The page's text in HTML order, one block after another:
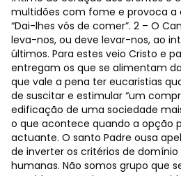
multidões com fome e provoca a
“Dai-lhes vós de comer”. 2 – O
leva-nos, ou deve levar-nos, ao
últimos. Para estes veio Cristo e
entregam os que se alimentam
que vale a pena ter eucaristias
de suscitar e estimular “um
edificação de uma sociedade
o que acontece quando a opção
actuante. O santo Padre ousa
de inverter os critérios de
humanas. Não somos grupo que